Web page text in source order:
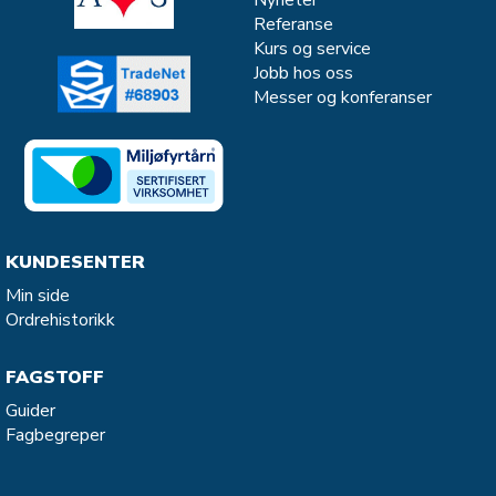
Referanse
Kurs og service
Jobb hos oss
Messer og konferanser
KUNDESENTER
Min side
Ordrehistorikk
FAGSTOFF
Guider
Fagbegreper